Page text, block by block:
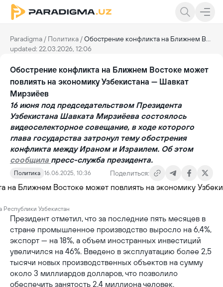
Paradigma / Политика /Обострение конфликта на Ближнем Востоке может повлиять на экономику Узбекистана — Шавкат Мирзиёев
updated: 22.03.2026, 12:06
Обострение конфликта на Ближнем Востоке может
повлиять на экономику Узбекистана — Шавкат
Мирзиёев
16 июня под председательством Президента
Узбекистана Шавката Мирзиёева состоялось
видеоселекторное совещание, в ходе которого
глава государства затронул тему обострения
конфликта между Ираном и Израилем. Об этом
сообщила пресс-служба президента.
Политика 16.06.2025, 10:36 Поделиться:
Узбекистан
Президент отметил, что за последние пять месяцев в
стране промышленное производство выросло на 6,4%,
экспорт — на 18%, а объем иностранных инвестиций
увеличился на 46%. Введено в эксплуатацию более 2,5
тысячи новых производственных объектов на сумму
около 3 миллиардов долларов, что позволило
обеспечить занятость 2,4 миллиона человек.